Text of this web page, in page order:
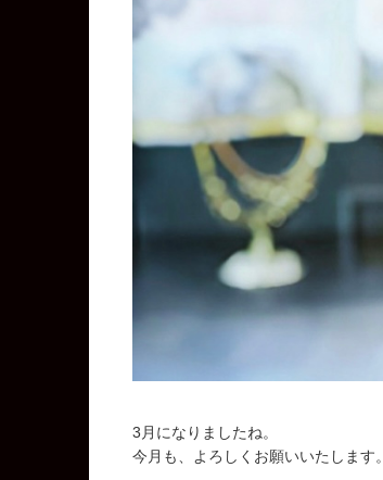
3月になりましたね。
今月も、よろしくお願いいたします。